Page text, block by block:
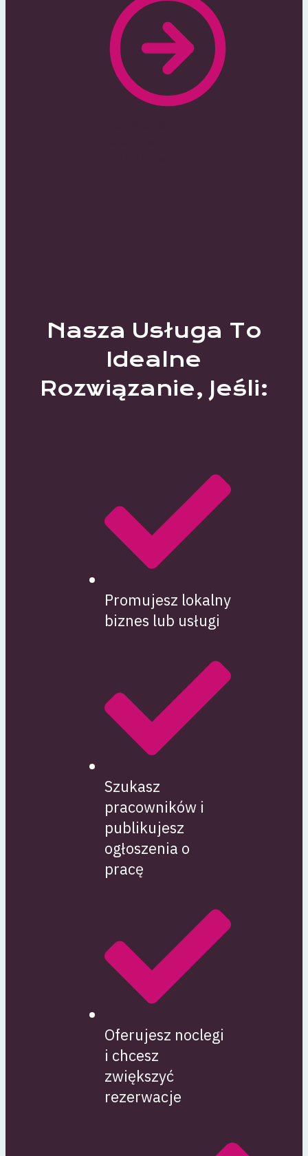
Nasza Usługa To
Idealne
Rozwiązanie, Jeśli:
Promujesz lokalny
biznes lub usługi
Szukasz
pracowników i
publikujesz
ogłoszenia o
pracę
Oferujesz noclegi
i chcesz
zwiększyć
rezerwacje